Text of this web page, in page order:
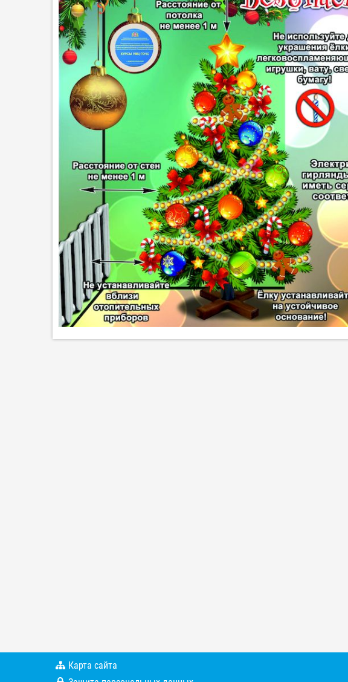
Карта сайта